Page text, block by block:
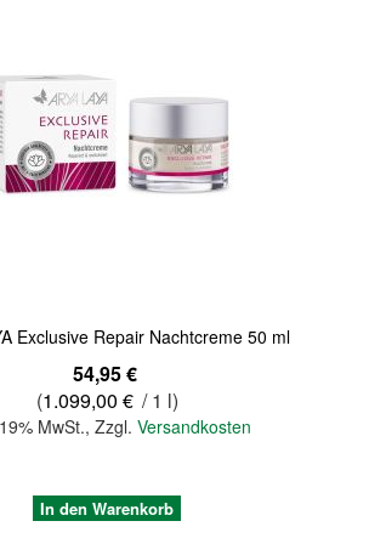
Exclusive Repair Nachtcreme 50 ml
54,95 €
(1.099,00 € / 1 l)
MwSt.,Zzgl.Versandkosten
In den Warenkorb